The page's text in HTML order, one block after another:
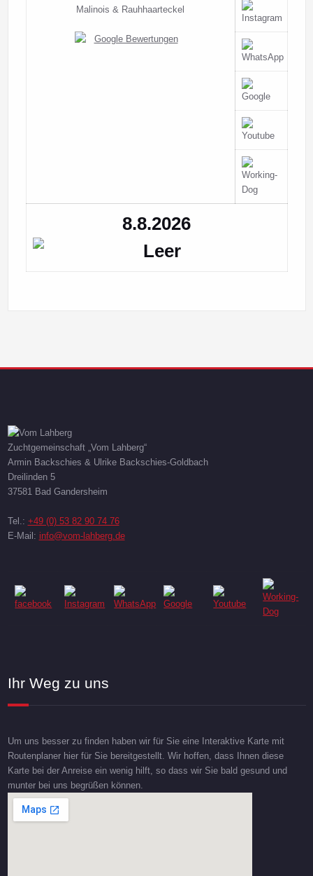
Malinois & Rauhhaarteckel
8.8.2026
Zuchtgemeinschaft „Vom Lahberg“
Armin Backschies & Ulrike Backschies-Goldbach
Dreilinden 5
37581 Bad Gandersheim
Tel.: +49 (0) 53 82 90 74 76
E-Mail: info@vom-lahberg.de
Ihr Weg zu uns
Um uns besser zu finden haben wir für Sie eine Interaktive Karte mit
Routenplaner hier für Sie bereitgestellt. Wir hoffen, dass Ihnen diese
Karte bei der Anreise ein wenig hilft, so dass wir Sie bald gesund und
munter bei uns begrüßen können.